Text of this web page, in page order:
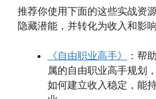
推荐你使用下面的这些实战资
隐藏潜能，并转化为收入和影响
《自由职业高手》
：帮
属的自由职业高手规划
如何建立收入稳定，能